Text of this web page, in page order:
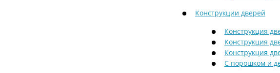
Конструкции дверей
Конструкция
Конструкция
Конструкция
С порошком и